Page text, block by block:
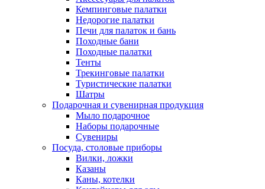
Кемпинговые палатки
Недорогие палатки
Печи для палаток и бань
Походные бани
Походные палатки
Тенты
Трекинговые палатки
Туристические палатки
Шатры
Подарочная и сувенирная продукция
Мыло подарочное
Наборы подарочные
Сувениры
Посуда, столовые приборы
Вилки, ложки
Казаны
Каны, котелки